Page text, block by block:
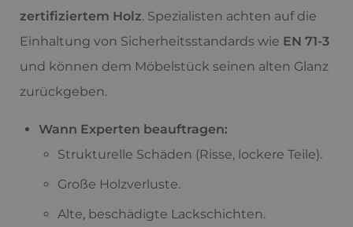
zertifiziertem Holz. Spezialisten achten auf die
Einhaltung von Sicherheitsstandards wie EN 71-3
und können dem Möbelstück seinen alten Glanz
zurückgeben.
Wann Experten beauftragen:
Strukturelle Schäden (Risse, lockere Teile).
Große Holzverluste.
Alte, beschädigte Lackschichten.